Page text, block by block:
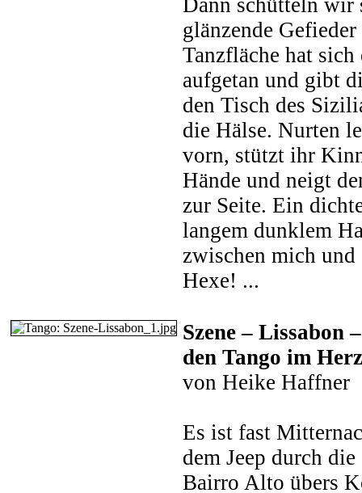
glänzende
Tanzfläche hat
aufgetan und gibt
den Tisch des
die Hälse. Nurten
vorn, stützt ihr
Hände und neigt
zur Seite. Ein
langem dunklem
zwischen mich
Hexe! ...
Szene – Lissabon
den Tango im
von Heike Haffner
Es ist fast
dem Jeep durch die
Bairro Alto übers